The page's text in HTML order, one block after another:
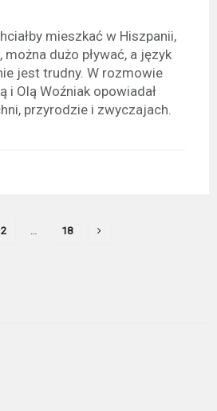
mieszkać w Hiszpanii,
dużo pływać, a język
jest trudny. W rozmowie
i Olą Woźniak opowiadał
przyrodzie i zwyczajach.
2 … 18